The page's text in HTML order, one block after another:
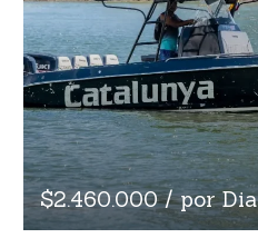
$2.460.000 / por Dia